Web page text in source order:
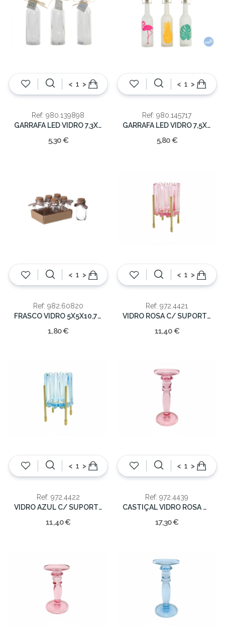
< >
Ref: 980.139898
GARRAFA LED VIDRO 7,3X28
5,30 €
< >
Ref: 980.145717
GARRAFA LED VIDRO 7,5X29
5,80 €
< >
Ref: 982.60820
FRASCO VIDRO 5X5X10,7CM
1,80 €
< >
Ref: 972.4421
VIDRO ROSA C/ SUPORTE METAL DR 16.5CM
11,40 €
< >
Ref: 972.4422
VIDRO AZUL C/ SUPORTE METAL DR 16.5CM
11,40 €
< >
Ref: 972.4439
CASTIÇAL VIDRO ROSA CLARO 24X11X11
17,30 €